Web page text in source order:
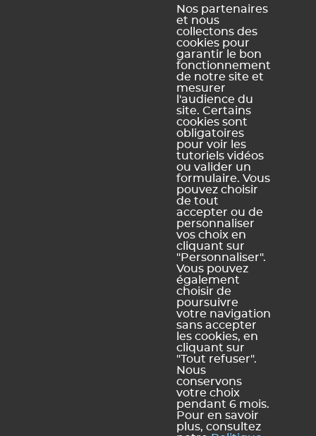
Enseignants Histoire
Offres d'emploi
Contact
Accessibilité :
Partiellement
conforme
Schéma
pluriannuel
d'accessibilité
numérique
Légal produits
Conditions générales de
vente et d'utilisation
Dispositions relatives à la
protection des données
personnelles
Nos partenaires
et nous
collectons des
cookies pour
garantir le bon
fonctionnement
de notre site et
mesurer
l'audience du
site. Certains
cookies sont
obligatoires
pour voir les
tutoriels vidéos
ou valider un
formulaire. Vous
pouvez choisir
de tout
accepter ou de
personnaliser
vos choix en
cliquant sur
"Personnaliser".
Vous pouvez
également
choisir de
poursuivre
votre navigation
sans accepter
les cookies, en
cliquant sur
"Tout refuser".
Nous
conservons
votre choix
pendant 6 mois.
Pour en savoir
plus, consultez